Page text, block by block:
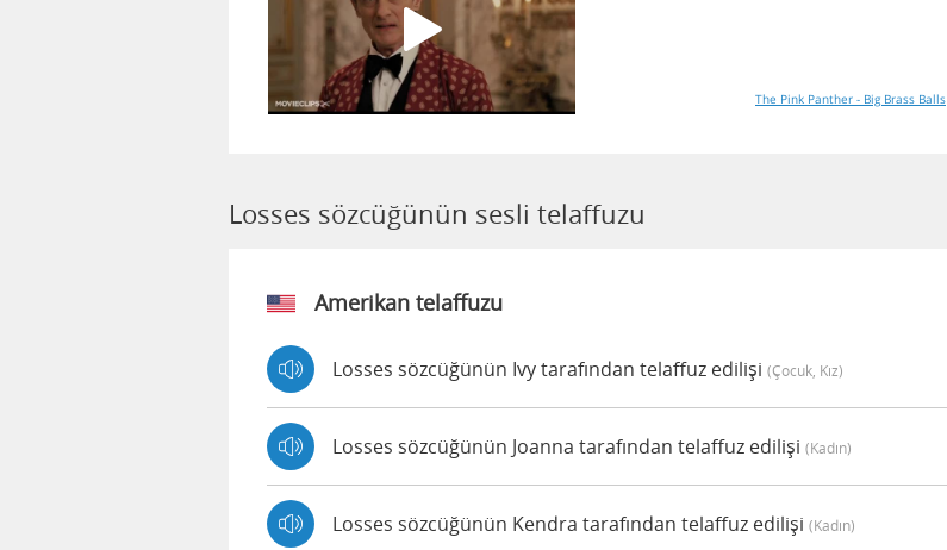
The Pink Panther - Big Brass Balls
Losses sözcüğünün sesli telaffuzu
Amerikan telaffuzu
Losses sözcüğünün Ivy tarafından telaffuz edilişi (çocuk, Kız)
Losses sözcüğünün Joanna tarafından telaffuz edilişi (kadın)
Losses sözcüğünün Kendra tarafından telaffuz edilişi (kadın)